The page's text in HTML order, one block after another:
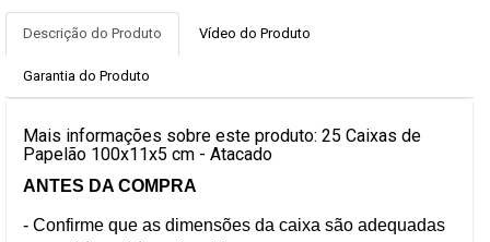
Descrição do Produto Vídeo do Produto
Garantia do Produto
Mais informações sobre este produto: 25 Caixas de
Papelão 100x11x5 cm - Atacado
ANTES DA COMPRA
- Confirme que as dimensões da caixa são adequadas